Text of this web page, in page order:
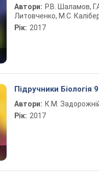
Автори: Р.В. Шаламов,
Литовченко, М.С.
Рік: 2017
Підручники Біологія
Автори: К.М.
Рік: 2017